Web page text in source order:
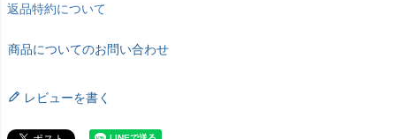
返品特約について
商品についてのお問い合わせ
レビューを書く